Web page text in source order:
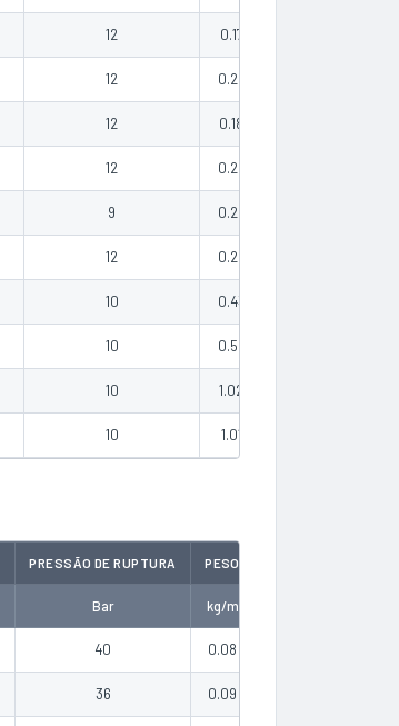
12 0.17
12 0.22
12 0.18
12 0.25
9 0.22
12 0.28
10 0.43
10 0.59
10 1.02
10 1.01
PRESSÃO DE RUPTURA
PESO
Bar kg/m
40 0.08
36 0.09